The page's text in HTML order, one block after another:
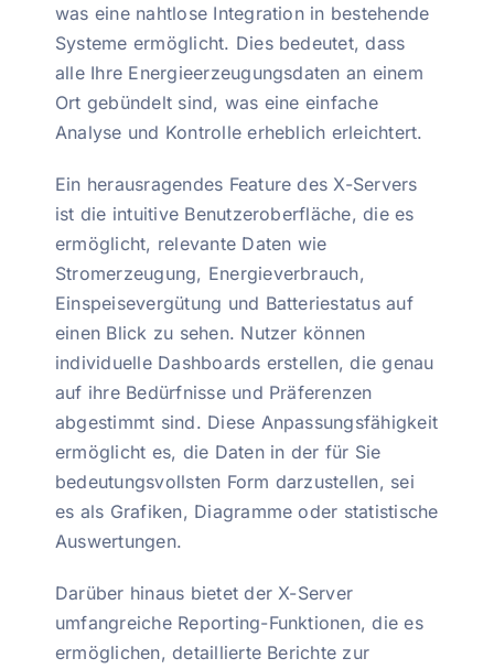
was eine nahtlose Integration in bestehende
Systeme ermöglicht. Dies bedeutet, dass
alle Ihre Energieerzeugungsdaten an einem
Ort gebündelt sind, was eine einfache
Analyse und Kontrolle erheblich erleichtert.
Ein herausragendes Feature des X-Servers
ist die intuitive Benutzeroberfläche, die es
ermöglicht, relevante Daten wie
Stromerzeugung, Energieverbrauch,
Einspeisevergütung und Batteriestatus auf
einen Blick zu sehen. Nutzer können
individuelle Dashboards erstellen, die genau
auf ihre Bedürfnisse und Präferenzen
abgestimmt sind. Diese Anpassungsfähigkeit
ermöglicht es, die Daten in der für Sie
bedeutungsvollsten Form darzustellen, sei
es als Grafiken, Diagramme oder statistische
Auswertungen.
Darüber hinaus bietet der X-Server
umfangreiche Reporting-Funktionen, die es
ermöglichen, detaillierte Berichte zur